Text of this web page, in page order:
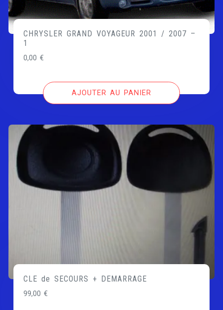
CHRYSLER GRAND VOYAGEUR 2001 / 2007 –
1
0,00€
AJOUTER AU PANIER
CLE de SECOURS + DEMARRAGE
99,00€